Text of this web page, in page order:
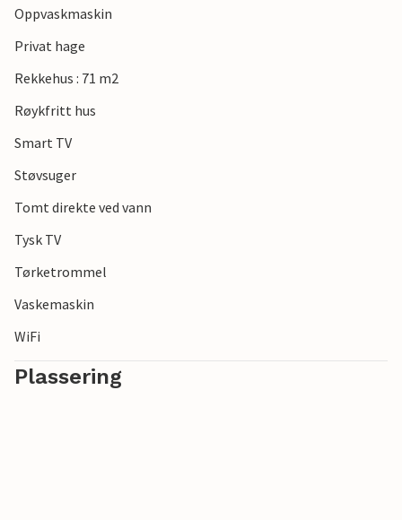
Oppvaskmaskin
Privat hage
Rekkehus : 71 m2
Røykfritt hus
Smart TV
Støvsuger
Tomt direkte ved vann
Tysk TV
Tørketrommel
Vaskemaskin
WiFi
Plassering